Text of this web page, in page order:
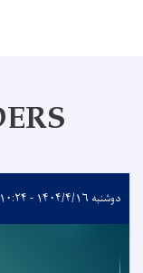
دوشنبه ۱۴۰۴/۴/۱۶ - ۱۰:۲۴